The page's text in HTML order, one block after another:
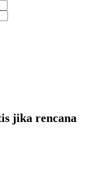
jika rencana